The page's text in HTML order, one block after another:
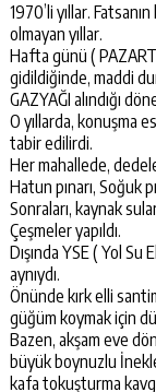
1970’li yıllar.
olmayan yıllar.
Hafta günü (
gidildiğinde, maddi
GAZYAĞI alındığı
O yıllarda, konuşma
tabir edilirdi.
Her mahallede,
Hatun pınarı, Soğuk
Sonraları, kaynak
Çeşmeler yapıldı.
Dışında YSE ( Yol
aynıydı.
Önünde kırk elli
güğüm koymak için
Bazen, akşam eve
büyük boynuzlu
kafa tokuşturma